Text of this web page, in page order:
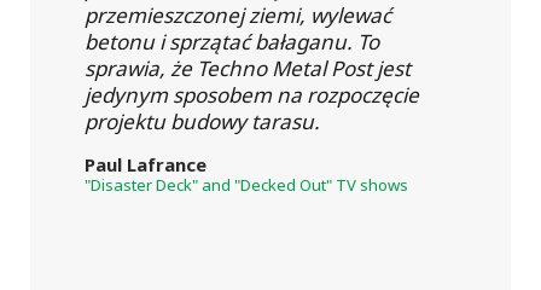
przemieszczonej ziemi, wylewać
betonu i sprzątać bałaganu. To
sprawia, że Techno Metal Post jest
jedynym sposobem na rozpoczęcie
projektu budowy tarasu.
Paul Lafrance
"Disaster Deck" and "Decked Out" TV shows